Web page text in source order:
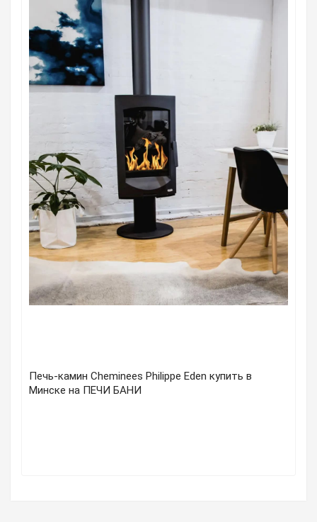
Печь-камин Cheminees Philippe Eden купить в
Минске на ПЕЧИ БАНИ